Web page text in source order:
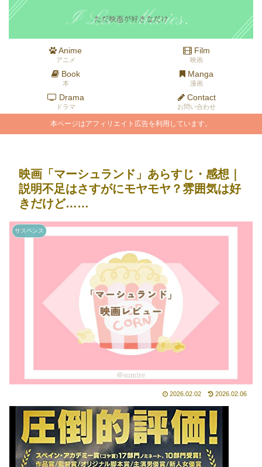
Anime
アニメ
Film
映画
Book
本
Manga
漫画
Drama
ドラマ
Contact
お問い合わせ
本ページはアフィリエイト広告を利用しています。
映画「マーシュランド」あらすじ・感想｜
説明不足はさすがにモヤモヤ？雰囲気は好
きだけど……
サスペンス
2026.02.02 2026.02.06